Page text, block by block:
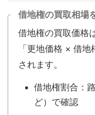
借地権の買取相場
借地権の買取価格
「更地価格 × 借
されます。
借地権割合：
ど）で確認